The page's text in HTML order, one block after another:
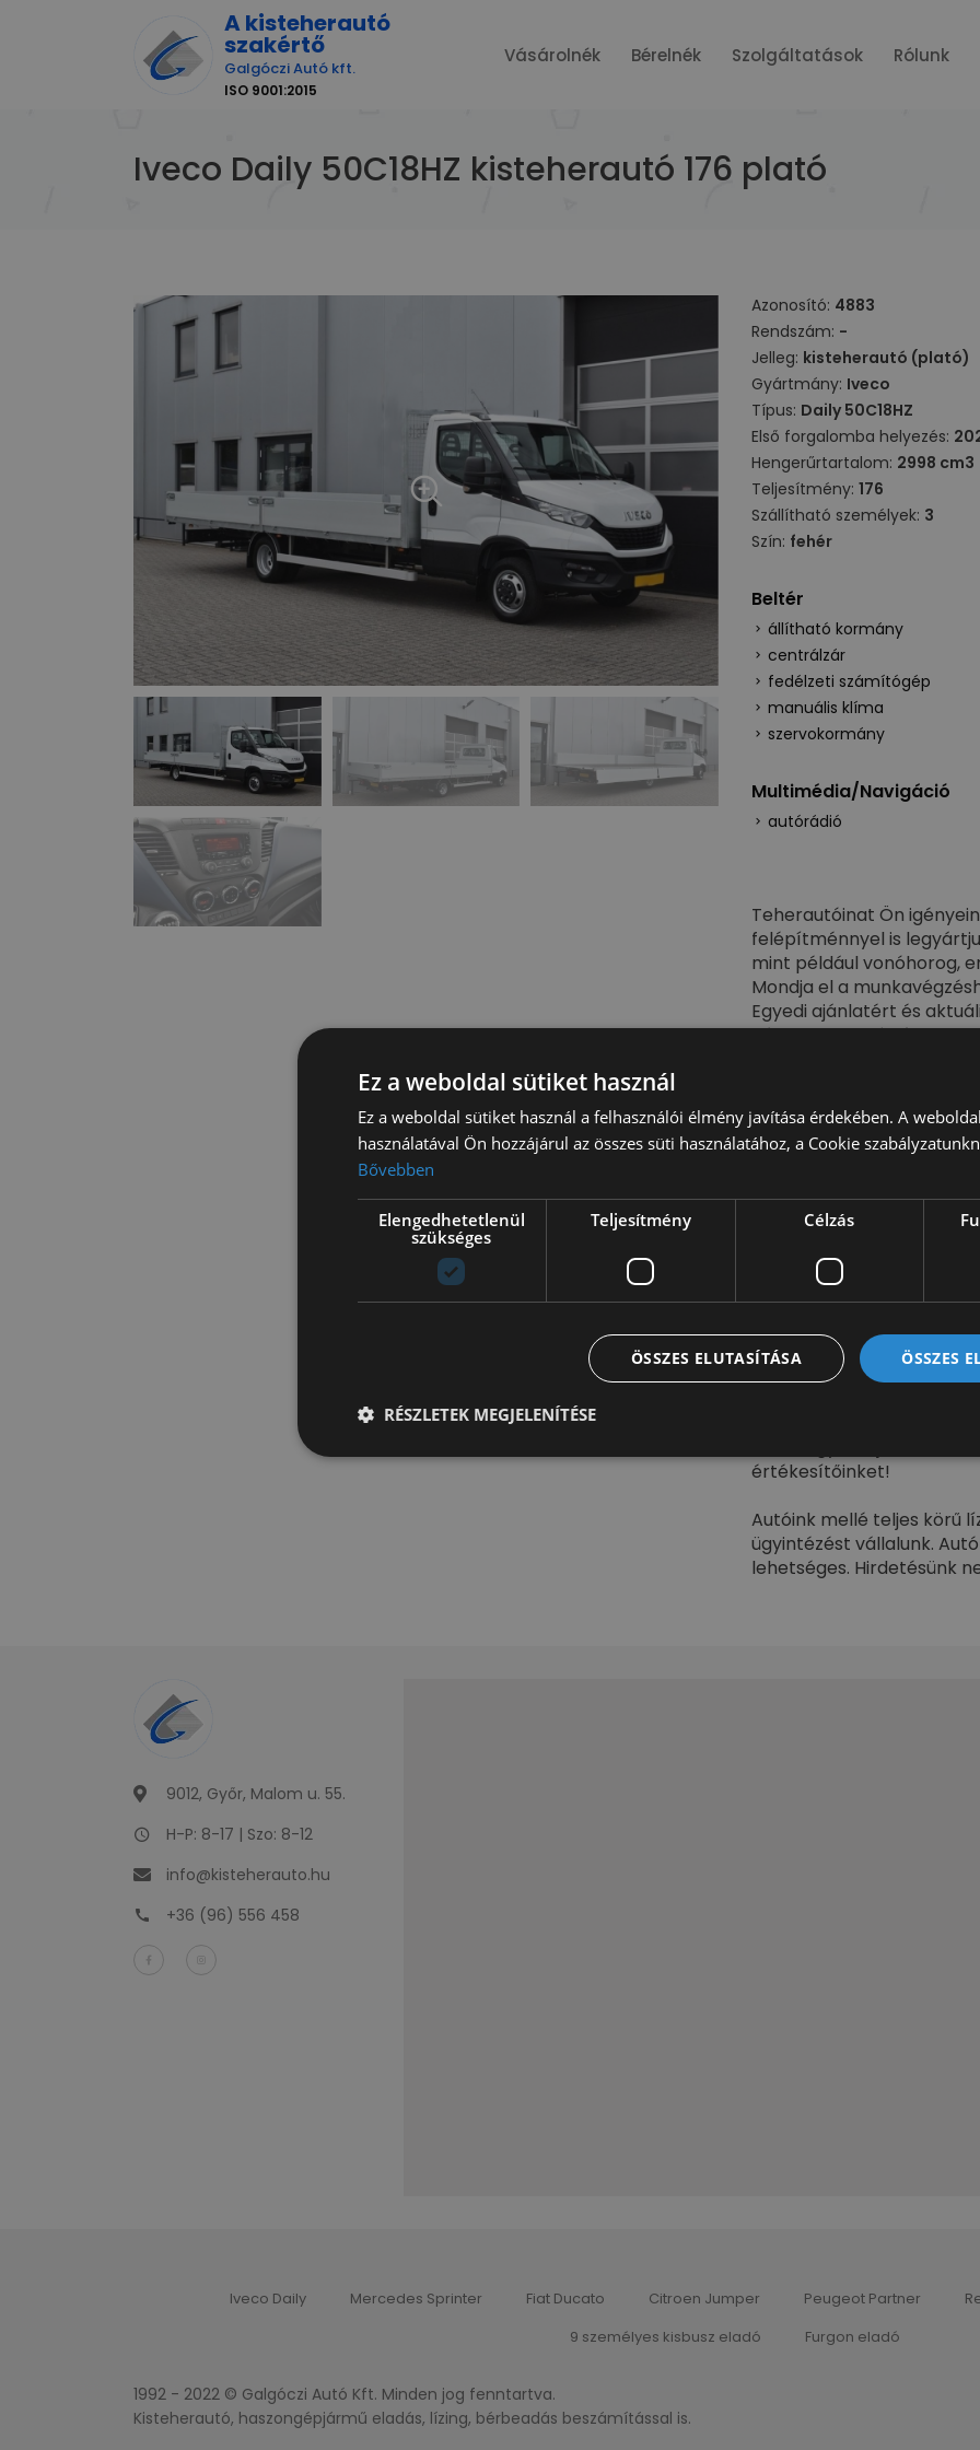
A kisteherautó
szakértő
Galgóczi Autó kft.
ISO 9001:2015
Vásárolnék Bérelnék Szolgáltatások Rólunk
Iveco Daily 50C18HZ kisteherautó 176 plató
Azonosító: 4883
Rendszám: -
Jelleg: kisteherautó (plató)
Gyártmány: Iveco
Típus: Daily 50C18HZ
Első forgalomba helyezés:
Hengerűrtartalom: 2998 cm3
Teljesítmény: 176
Szállítható személyek: 3
Szín: fehér
Beltér
állítható kormány
centrálzár
fedélzeti számítógép
manuális klíma
szervokormány
Multimédia/Navigáció
autórádió
Teherautóinat Ön
felépítménnyel is
mint például vonóhorog,
Mondja el a
Egyedi ajánlatért és
Képünk illusztráció.
Kérje értékesítőnk
Autónkat szükség
Opcionálisan rendelhető
billenőplató, doboz,
Különböző egyéb
emelőhátfal,
munkavégzéshez
Hirdetett autónk klíma
megrendelésből egyedi
autót. Egyedi ajánlatért
értékesítőinket!
Autóink mellé teljes körű
ügyintézést vállalunk.
lehetséges. Hirdetésünk
9012, Győr, Malom u. 55.
H-P: 8-17 | Szo: 8-12
info@kisteherauto.hu
+36 (96) 556 458
Iveco Daily Mercedes Sprinter Fiat Ducato Citroen Jumper Peugeot Partner
9 személyes kisbusz eladó
Furgon eladó
1992 - 2022 © Galgóczi Autó Kft. Minden jog fenntartva.
Kisteherautó, haszongépjármű eladás, lízing, bérbeadás beszámítással is.
Ez a weboldal sütiket használ
Ez a weboldal sütiket használ a felhasználói élmény javítása érdekében. A
használatával Ön hozzájárul az összes süti használatához, a Cookie
Bővebben
Elengedhetetlenül
szükséges
Teljesítmény Célzás
ÖSSZES
ÖSSZES ELUTASÍTÁSA
RÉSZLETEK MEGJELENÍTÉSE